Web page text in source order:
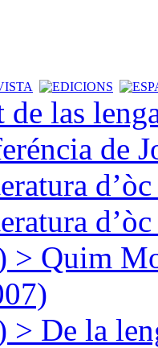
las
de
> Quim
> De la